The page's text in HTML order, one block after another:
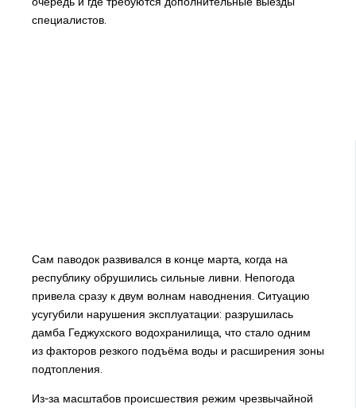
специалистов.
Сам паводок развивался в конце марта, когда на
республику обрушились сильные ливни. Непогода
привела сразу к двум волнам наводнения. Ситуацию
усугубили нарушения эксплуатации: разрушилась
дамба Геджухского водохранилища, что стало одним
из факторов резкого подъёма воды и расширения зоны
подтопления.
Из-за масштабов происшествия режим чрезвычайной